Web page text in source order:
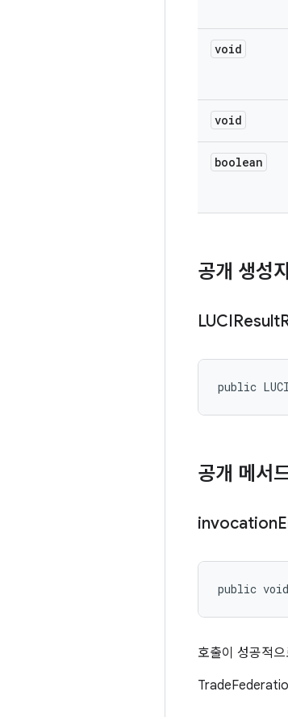
void
void
boolean
공개 생성
LUCIResult
public
공개 메서
invocation
public void
호출이 성공적